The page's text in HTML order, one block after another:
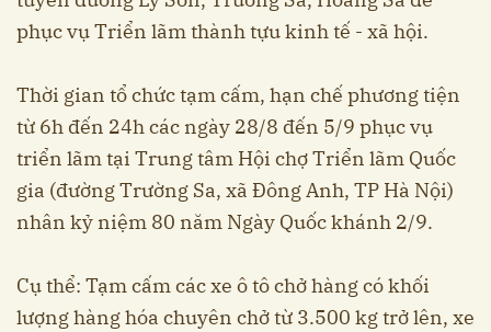
phục vụ Triển lãm thành tựu kinh tế - xã hội.
Thời gian tổ chức tạm cấm, hạn chế phương tiện
từ 6h đến 24h các ngày 28/8 đến 5/9 phục vụ
triển lãm tại Trung tâm Hội chợ Triển lãm Quốc
gia (đường Trường Sa, xã Đông Anh, TP Hà Nội)
nhân kỷ niệm 80 năm Ngày Quốc khánh 2/9.
Cụ thể: Tạm cấm các xe ô tô chở hàng có khối
lượng hàng hóa chuyên chở từ 3.500 kg trở lên, xe